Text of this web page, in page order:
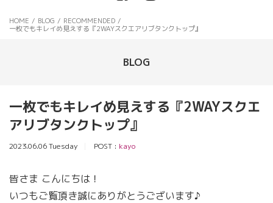
HOME / BLOG / RECOMMENDED /
一枚でもキレイめ見えする『2WAYスクエアリブタンクトップ』
BLOG
一枚でもキレイめ見えする『2WAYスクエ
アリブタンクトップ』
2023.06.06 Tuesday POST : kayo
皆さま こんにちは！
いつもご覧頂き誠にありがとうございます♪